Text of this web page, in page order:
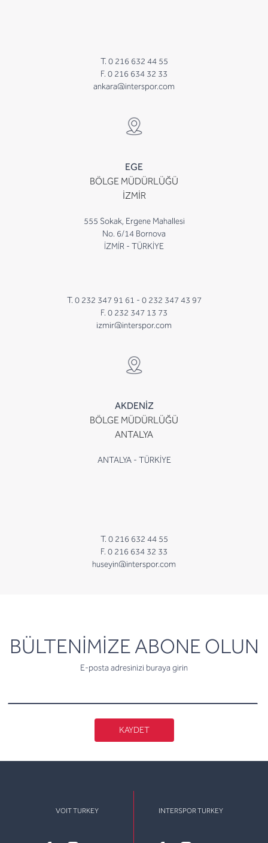
T. 0 216 632 44 55
F. 0 216 634 32 33
ankara@interspor.com
EGE
BÖLGE MÜDÜRLÜĞÜ
İZMİR
555 Sokak, Ergene Mahallesi
No. 6/14 Bornova
İZMİR - TÜRKİYE
T. 0 232 347 91 61 - 0 232 347 43 97
F. 0 232 347 13 73
izmir@interspor.com
AKDENİZ
BÖLGE MÜDÜRLÜĞÜ
ANTALYA
ANTALYA - TÜRKİYE
T. 0 216 632 44 55
F. 0 216 634 32 33
huseyin@interspor.com
BÜLTENİMİZE ABONE OLUN
E-posta adresinizi buraya girin
newsletter
KAYDET
VOIT TURKEY INTERSPOR TURKEY